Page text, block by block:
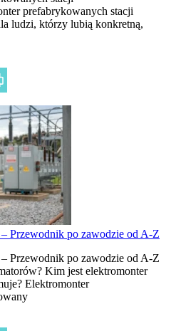
prefabrykowanych stacji
ludzi, którzy lubią konkretną,
Przewodnik po zawodzie od A-Z
Przewodnik po zawodzie od A-Z
Kim jest elektromonter
Elektromonter